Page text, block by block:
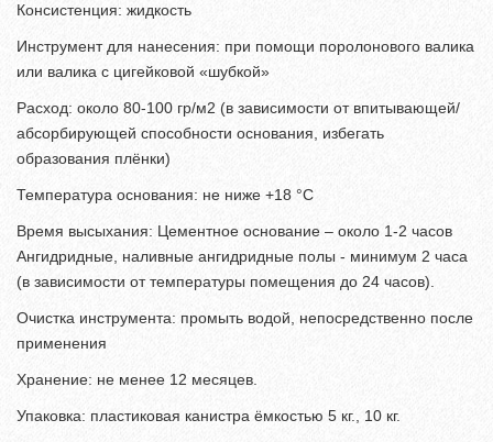
Консистенция: жидкость
Инструмент для нанесения: при помощи поролонового валика
или валика с цигейковой «шубкой»
Расход: около 80-100 гр/м2 (в зависимости от впитывающей/
абсорбирующей способности основания, избегать
образования плёнки)
Температура основания: не ниже +18 °С
Время высыхания: Цементное основание – около 1-2 часов
Ангидридные, наливные ангидридные полы - минимум 2 часа
(в зависимости от температуры помещения до 24 часов).
Очистка инструмента: промыть водой, непосредственно после
применения
Хранение: не менее 12 месяцев.
Упаковка: пластиковая канистра ёмкостью 5 кг., 10 кг.